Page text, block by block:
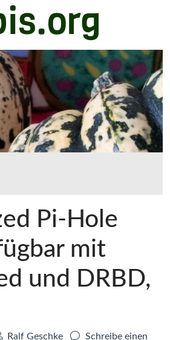
Pi-Hole
mit
und DRBD,
Autor:
Ralf Geschke
Schreibe einen